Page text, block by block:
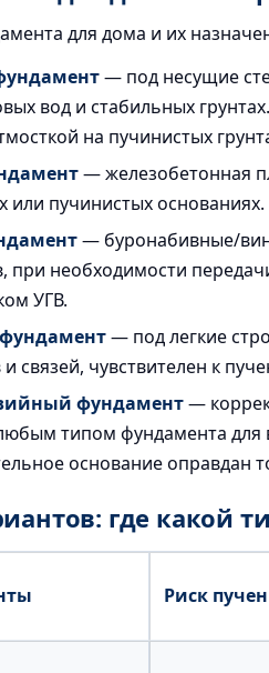
для дома и их
— под несущие
вод и стабильных
на пучинистых
— железобетонная
или пучинистых
— буронабивные/
при необходимости
УГВ.
— под легкие
и связей, чувствителен к
фундамент—
типом фундамента
основание оправдан
где какой
Риск